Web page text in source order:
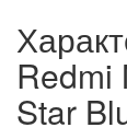
Redmi
Star